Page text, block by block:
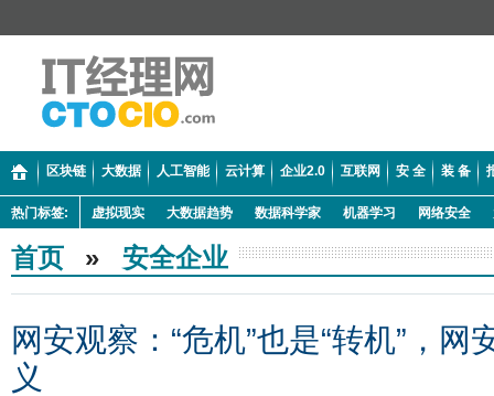
区块链 大数据 人工智能 云计算 企业2.0 互联网 安 全 装 备
热门标签: 虚拟现实 大数据趋势 数据科学家 机器学习 网络安全
首页 » 安全企业
网安观察：“危机”也是“转机”，网
义